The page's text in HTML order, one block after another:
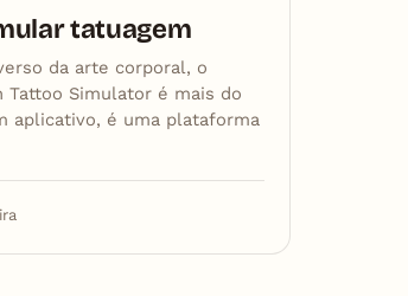
tatuagem
da arte corporal, o
Tattoo Simulator é mais do
aplicativo, é uma plataforma